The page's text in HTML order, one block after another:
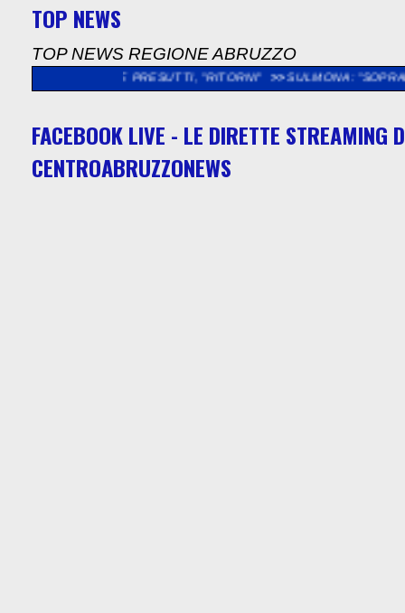
TOP NEWS
TOP NEWS REGIONE ABRUZZO
PRESUTTI, "RITORNI" >> SULMONA: "SOPRALLUOGO NEL
FACEBOOK LIVE - LE DIRETTE STREAMING
CENTROABRUZZONEWS